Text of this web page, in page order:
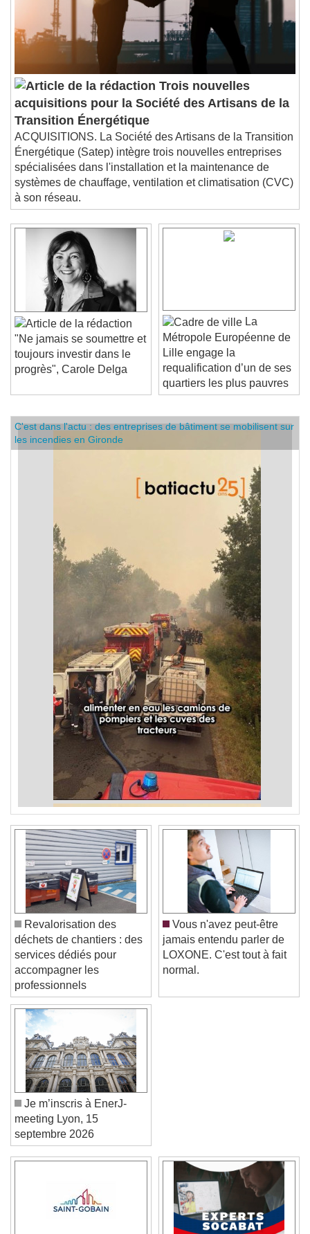
Trois nouvelles
acquisitions pour la Société des Artisans de la
Transition Énergétique
ACQUISITIONS. La Société des Artisans de la Transition
Énergétique (Satep) intègre trois nouvelles entreprises
spécialisées dans l'installation et la maintenance de
systèmes de chauffage, ventilation et climatisation (CVC)
à son réseau.
"Ne jamais se soumettre et
toujours investir dans le
La
Métropole Européenne de
Lille engage la
requalification d’un de ses
quartiers les plus pauvres
Video Player is loading.
Play Video
Skip Forward
C'est dans l'actu : des entreprises de bâtiment se mobilisent sur
les incendies en Gironde
Revalorisation des
déchets de chantiers : des
services dédiés pour
accompagner les
professionnels
Vous n'avez peut-être
jamais entendu parler de
LOXONE. C'est tout à fait
Je m’inscris à EnerJ-
meeting Lyon, 15
septembre 2026